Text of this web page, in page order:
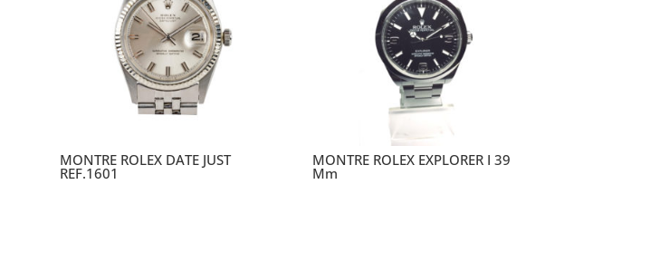
MONTRE ROLEX DATE JUST
REF.1601
MONTRE ROLEX EXPLORER I 39
Mm